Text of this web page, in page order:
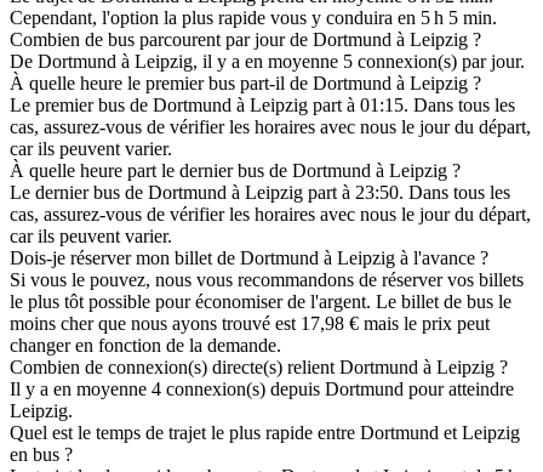
Cependant, l'option la plus rapide vous y conduira en 5 h 5 min.
Combien de bus parcourent par jour de Dortmund à Leipzig ?
De Dortmund à Leipzig, il y a en moyenne 5 connexion(s) par jour.
À quelle heure le premier bus part-il de Dortmund à Leipzig ?
Le premier bus de Dortmund à Leipzig part à 01:15. Dans tous les
cas, assurez-vous de vérifier les horaires avec nous le jour du départ,
car ils peuvent varier.
À quelle heure part le dernier bus de Dortmund à Leipzig ?
Le dernier bus de Dortmund à Leipzig part à 23:50. Dans tous les
cas, assurez-vous de vérifier les horaires avec nous le jour du départ,
car ils peuvent varier.
Dois-je réserver mon billet de Dortmund à Leipzig à l'avance ?
Si vous le pouvez, nous vous recommandons de réserver vos billets
le plus tôt possible pour économiser de l'argent. Le billet de bus le
moins cher que nous ayons trouvé est 17,98 € mais le prix peut
changer en fonction de la demande.
Combien de connexion(s) directe(s) relient Dortmund à Leipzig ?
Il y a en moyenne 4 connexion(s) depuis Dortmund pour atteindre
Leipzig.
Quel est le temps de trajet le plus rapide entre Dortmund et Leipzig
en bus ?